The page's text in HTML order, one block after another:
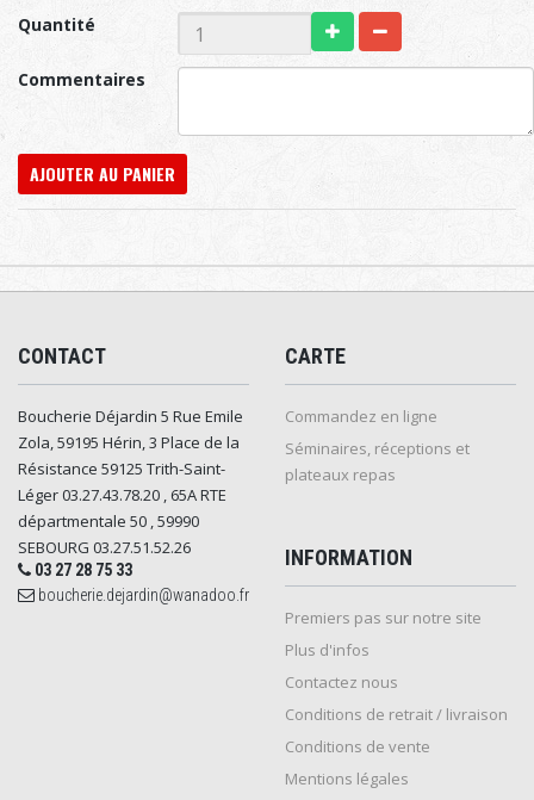
Quantité
Commentaires
AJOUTER AU PANIER
CONTACT
Boucherie Déjardin 5 Rue Emile
Zola, 59195 Hérin, 3 Place de la
Résistance 59125 Trith-Saint-
Léger 03.27.43.78.20 , 65A RTE
départmentale 50 , 59990
SEBOURG 03.27.51.52.26
03 27 28 75 33
boucherie.dejardin@wanadoo.fr
CARTE
Commandez en ligne
Séminaires, réceptions et
plateaux repas
INFORMATION
Premiers pas sur notre site
Plus d'infos
Contactez nous
Conditions de retrait / livraison
Conditions de vente
Mentions légales